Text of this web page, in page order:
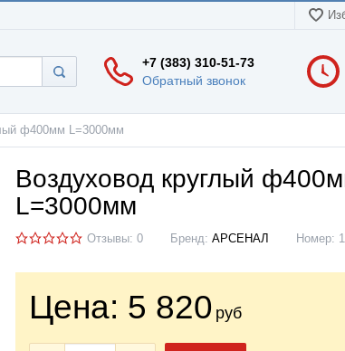
+7 (383) 310-51-73
Обратный звонок
ф400мм L=3000мм
Воздуховод круглый
L=3000мм
Отзывы: 0 Бренд: АРСЕНАЛ Номер:
Цена: 5 820 руб